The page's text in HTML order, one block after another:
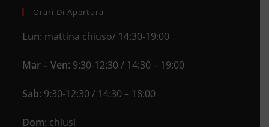
Orari Di Apertura
Lun: mattina chiuso/ 14:30-19:00
Mar – Ven: 9:30-12:30 / 14:30 – 19:00
Sab: 9:30-12:30 / 14:30 – 18:00
Dom: chiusi